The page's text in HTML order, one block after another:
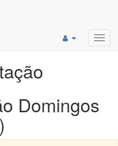
Domingos